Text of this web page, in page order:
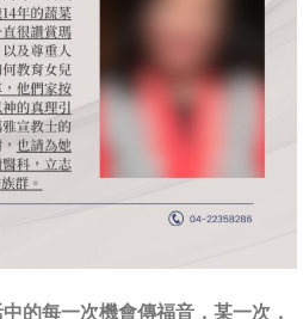
的每一次機會傳福音，某一次，